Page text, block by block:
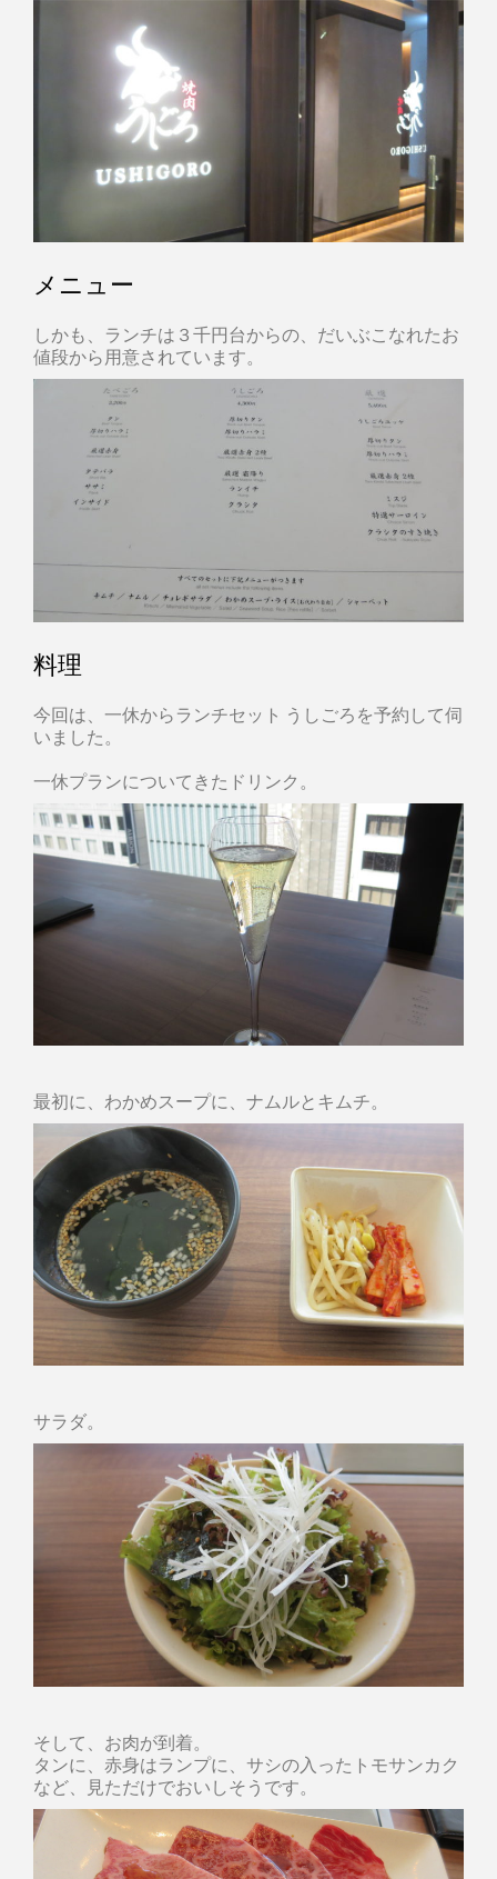
メニュー
しかも、ランチは３千円台からの、だいぶこなれたお
値段から用意されています。
料理
今回は、一休からランチセット うしごろを予約して伺
いました。
一休プランについてきたドリンク。
最初に、わかめスープに、ナムルとキムチ。
サラダ。
そして、お肉が到着。
タンに、赤身はランプに、サシの入ったトモサンカク
など、見ただけでおいしそうです。